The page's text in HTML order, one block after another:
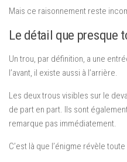
Mais ce raisonnement reste
Le détail que presque
Un trou, par définition, a une
l’avant, il existe aussi à l’arrière.
Les deux trous visibles sur le
de part en part. Ils sont
remarque pas immédiatement.
C’est là que l’énigme révèle